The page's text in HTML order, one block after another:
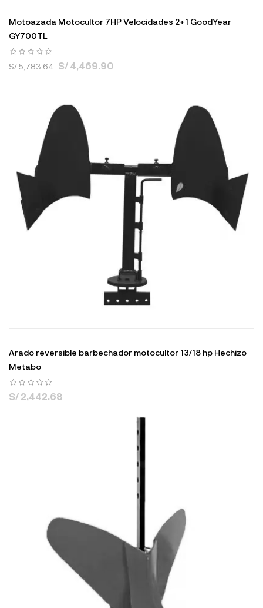
Motoazada Motocultor 7HP Velocidades 2+1 GoodYear
GY700TL
S/ 5,783.64 S/ 4,469.90
Arado reversible barbechador motocultor 13/18 hp Hechizo
Metabo
S/ 2,442.68